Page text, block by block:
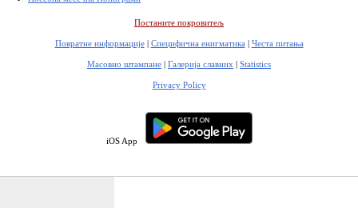
Постаните покровитељ
Повратне информације| Специфична енигматика | Честа питања
Масовно штампане | Галерија славних | Statistics
Privacy Policy
iOS App